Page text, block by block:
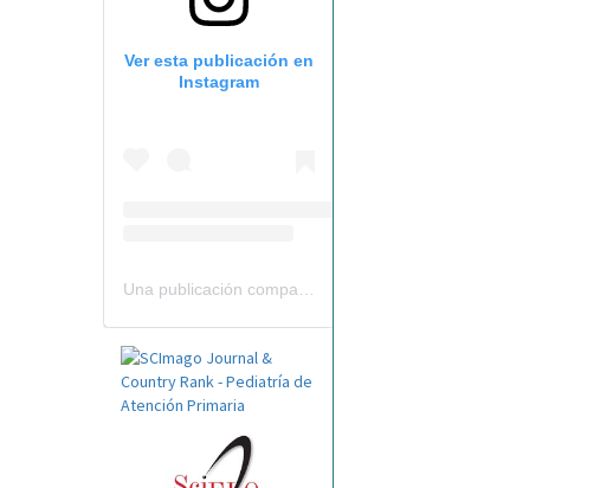
Ver esta publicación en
Instagram